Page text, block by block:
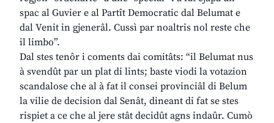
spac al Guvier e al Partît Democratic dal Belumat e
dal Venit in gjenerâl. Cussì par noaltris nol reste che
il limbo”.
Dal stes tenôr i coments dai comitâts: “il Belumat nus
à svendût par un plat di lints; baste viodi la votazion
scandalose che al à fat il consei provinciâl di Belum
la vilie de decision dal Senât, dineant di fat se stes
rispiet a ce che al jere stât decidût agns indaûr. Cumò